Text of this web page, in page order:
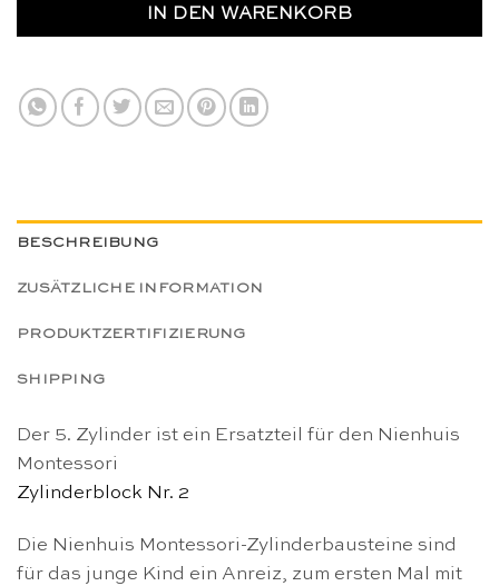
IN DEN WARENKORB
BESCHREIBUNG
ZUSÄTZLICHE INFORMATION
PRODUKTZERTIFIZIERUNG
SHIPPING
Der 5. Zylinder ist ein Ersatzteil für den Nienhuis
Montessori
Zylinderblock Nr. 2
Die Nienhuis Montessori-Zylinderbausteine sind
für das junge Kind ein Anreiz, zum ersten Mal mit